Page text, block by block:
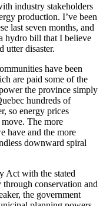
industry stakeholders
production. I’ve been
last seven months, and
hydro bill that I believe
utter disaster.
have been
are paid some of the
the province simply
hundreds of
so energy prices
The more
have and the more
downward spiral
Act with the stated
through conservation and
the government